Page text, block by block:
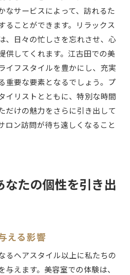
なサービスによって、訪れるた
ることができます。リラックス
、日々の忙しさを忘れさせ、心
供してくれます。江古田での美
イフスタイルを豊かにし、充実
重要な要素となるでしょう。プ
イリストとともに、特別な時間
だけの魅力をさらに引き出して
ロン訪問が待ち遠しくなること
なたの個性を引き出
える影響
るヘアスタイル以上に私たちの
与えます。美容室での体験は、